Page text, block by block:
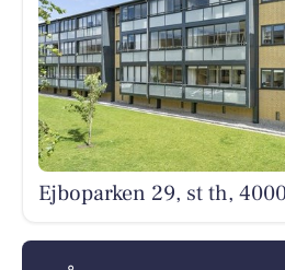
Ejboparken 29, st th,